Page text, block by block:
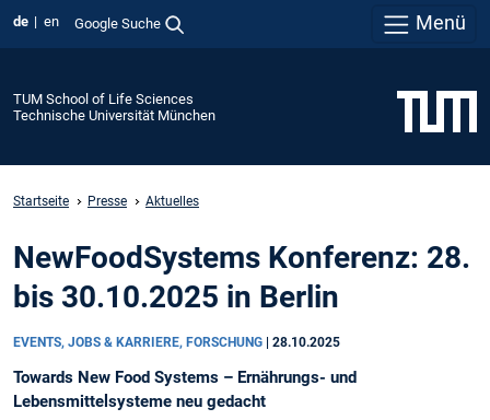
de en Google Suche Menü
TUM School of Life Sciences
Technische Universität München
Startseite Presse Aktuelles
NewFoodSystems Konferenz: 28.
bis 30.10.2025 in Berlin
EVENTS, JOBS & KARRIERE, FORSCHUNG 28.10.2025
Towards New Food Systems – Ernährungs- und
Lebensmittelsysteme neu gedacht